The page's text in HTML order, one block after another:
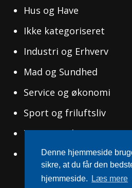
Hus og Have
Ikke kategoriseret
Industri og Erhverv
Mad og Sundhed
Service og økonomi
Sport og friluftsliv
Tøj og Mode
Uddannelse og Ledelse
Denne hjemmeside
sikre, at du får den
hjemmeside.
Læs mere